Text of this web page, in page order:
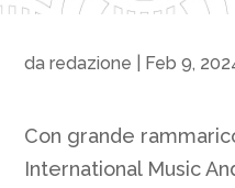
daredazione Feb 9,
Con grande
International Music